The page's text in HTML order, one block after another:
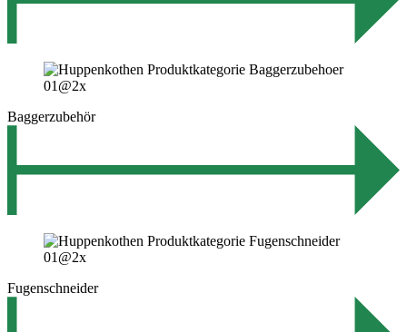
Baggerzubehör
Fugenschneider